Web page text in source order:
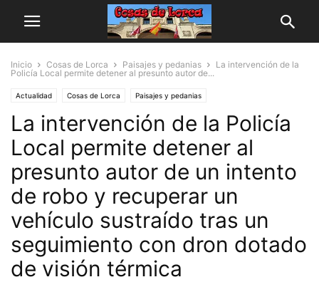
Inicio Cosas de Lorca Paisajes y pedanias
La intervención de la
Policía Local permite detener al presunto autor de...
Actualidad Cosas de Lorca Paisajes y pedanias
La intervención de la Policía
Local permite detener al
presunto autor de un intento
de robo y recuperar un
vehículo sustraído tras un
seguimiento con dron dotado
de visión térmica